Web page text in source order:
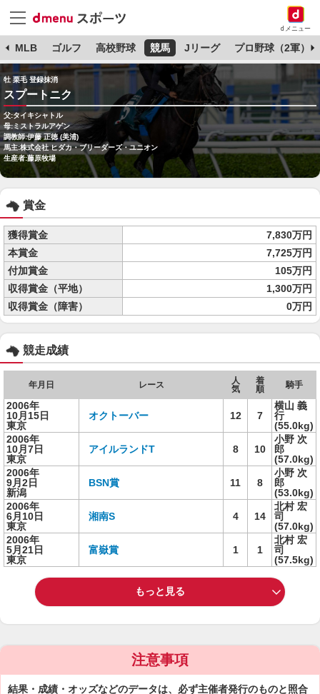
dメニュー
MLB ゴルフ 高校野球 競馬 Jリーグ プロ野球（2軍）
牡 栗毛 登録抹消
スプートニク
父:タイキシャトル
母:ミストラルアゲン
調教師:伊藤 正徳 (美浦)
馬主:株式会社 ヒダカ・ブリーダーズ・ユニオン
生産者:藤原牧場
賞金
獲得賞金
7,830万円
本賞金
7,725万円
付加賞金
105万円
収得賞金（平地）
1,300万円
収得賞金（障害）
0万円
競走成績
年月日 レース
人
気
着
順
騎手
2006年
10月15日
東京
オクトーバー 12 7
横山 義
行
(55.0kg)
2006年
10月7日
東京
アイルランドT 8 10
小野 次
郎
(57.0kg)
2006年
9月2日
新潟
BSN賞 11 8
小野 次
郎
(53.0kg)
2006年
6月10日
東京
湘南S 4 14
北村 宏
司
(57.0kg)
2006年
5月21日
東京
富嶽賞 1 1
北村 宏
司
(57.5kg)
もっと見る
注意事項
結果・成績・オッズなどのデータは、必ず主催者発行のものと照合